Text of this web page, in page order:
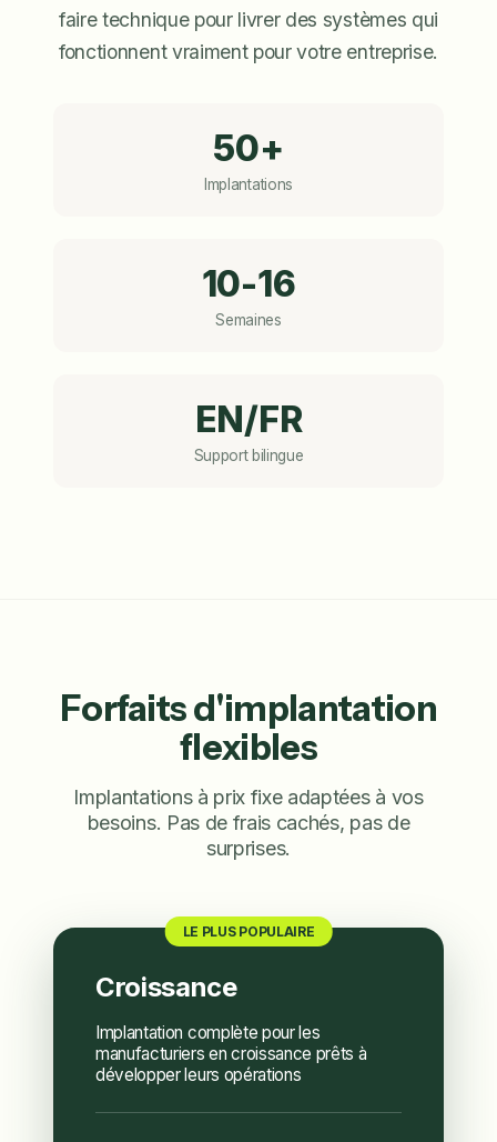
faire technique pour livrer des systèmes qui
fonctionnent vraiment pour votre entreprise.
50+
Implantations
10-16
Semaines
EN/FR
Support bilingue
Forfaits d'implantation
flexibles
Implantations à prix fixe adaptées à vos
besoins. Pas de frais cachés, pas de
surprises.
LE PLUS POPULAIRE
Croissance
Implantation complète pour les
manufacturiers en croissance prêts à
développer leurs opérations